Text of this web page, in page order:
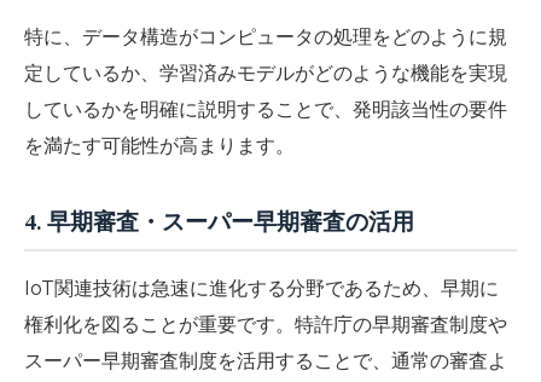
特に、データ構造がコンピュータの処理をどのように規
定しているか、学習済みモデルがどのような機能を実現
しているかを明確に説明することで、発明該当性の要件
を満たす可能性が高まります。
4. 早期審査・スーパー早期審査の活用
IoT関連技術は急速に進化する分野であるため、早期に
権利化を図ることが重要です。特許庁の早期審査制度や
スーパー早期審査制度を活用することで、通常の審査よ